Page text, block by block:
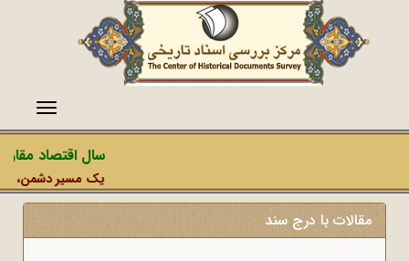
منو
سال اقتصاد
یک مسیر دشمن،
مقالات با درج سند